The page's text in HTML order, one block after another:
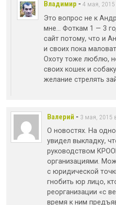
Владимир - 4 мая, 2015
Это вопрос не к
мне… Фоткам 1 — 3
сайт потому, что и
и своих пока
Охоту тоже люблю,
своих кошек и
желание стрелять
Валерий - 3 мая, 2015
О новостях. На
увидел выкладку,
руководством
организациями.
с юридической
гнобить юр лицо,
реорганизации «с
время к ним